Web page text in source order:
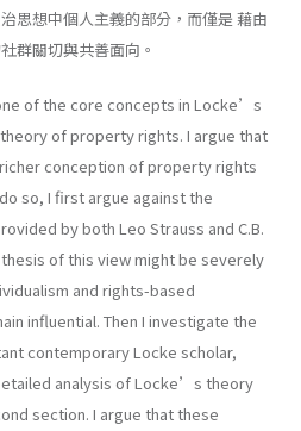
思想中個人主義的部分，而僅是 藉由
群關切與共善面向。
of the core concepts in Locke’s
of property rights. I argue that
conception of property rights
so, I first argue against the
by both Leo Strauss and C.B.
of this view might be severely
and rights-based
influential. Then I investigate the
contemporary Locke scholar,
analysis of Locke’s theory
section. I argue that these